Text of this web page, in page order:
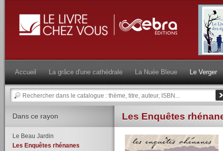
Accueil La grâce d'une cathédrale La Nuée Bleue Le Verger
Les Enquêtes
Dans ce rayon
Le Beau Jardin
Les Enquêtes rhénanes